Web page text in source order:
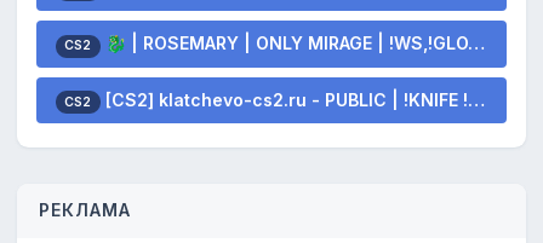
CS2 🐉 | ROSEMARY | ONLY MIRAGE | !WS,!GLOVES,!KNIFE 💫
CS2 [CS2] klatchevo-cs2.ru - PUBLIC | !KNIFE !SKINS
РЕКЛАМА